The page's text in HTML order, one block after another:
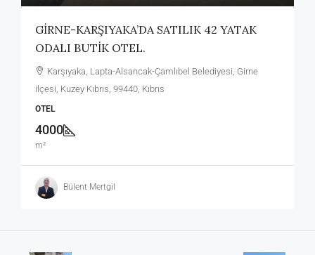
GİRNE-KARŞIYAKA’DA SATILIK 42 YATAK
ODALI BUTİK OTEL.
Karşıyaka, Lapta-Alsancak-Çamlıbel Belediyesi, Girne
ilçesi, Kuzey Kıbrıs, 99440, Kıbrıs
OTEL
4000
m²
Bülent Mertgil